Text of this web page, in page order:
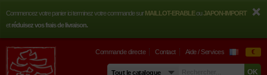
Commencez votre panier ici terminez votre commande surMAILLOT-ERABLEouJAPON-IMPORT
etréduisez vos frais de livraison.
Commande directe Contact Aide / Services €